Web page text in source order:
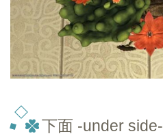
下面 -under side-